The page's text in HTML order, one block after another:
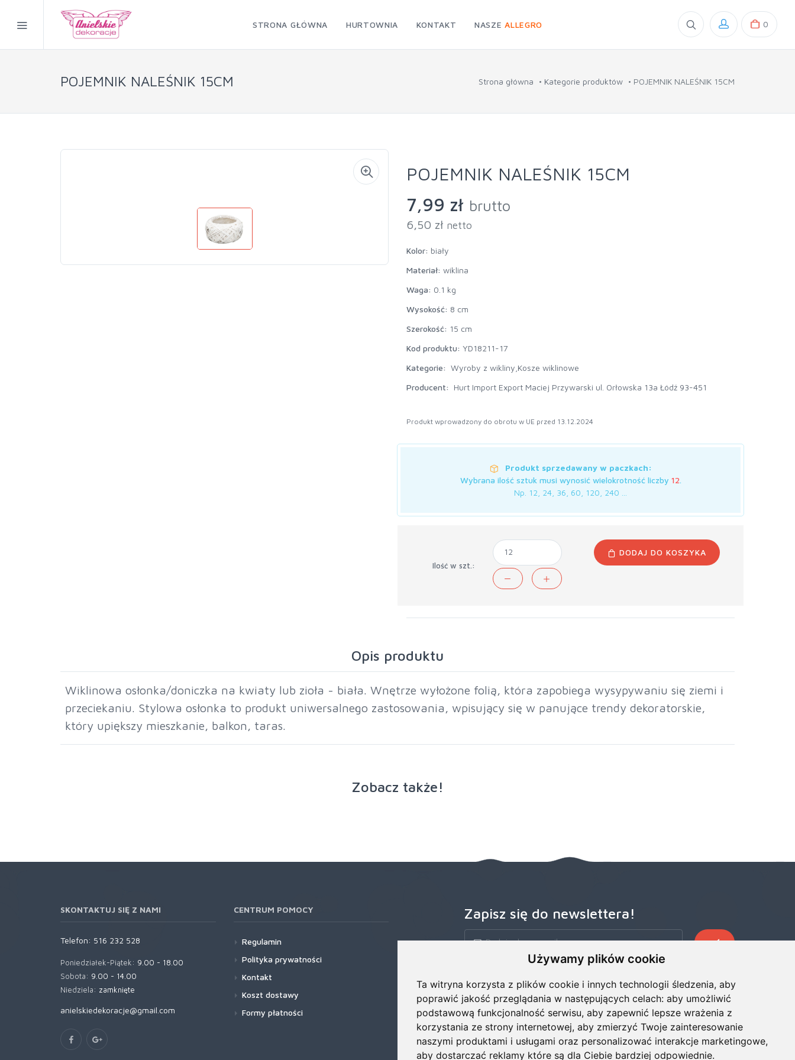
Używamy plików cookie
Ta witryna korzysta z plików cookie i innych technologii śledzenia, aby
poprawić jakość przeglądania w następujących celach: aby umożliwić
podstawową funkcjonalność serwisu, aby zapewnić lepsze wrażenia z
korzystania ze strony internetowej, aby zmierzyć Twoje zainteresowanie
naszymi produktami i usługami oraz personalizować interakcje marketingowe,
aby dostarczać reklamy które są dla Ciebie bardziej odpowiednie.
STRONA GŁÓWNA HURTOWNIA KONTAKT NASZEALLEGRO 0
POJEMNIK NALEŚNIK 15CM Strona główna Kategorie produktów POJEMNIK NALEŚNIK 15CM
POJEMNIK NALEŚNIK 15CM
7,99 zł brutto
6,50 zł netto
Kolor: biały
Materiał: wiklina
Waga: 0.1 kg
Wysokość: 8 cm
Szerokość: 15 cm
Kod produktu: YD18211-17
Kategorie: Wyroby z wikliny, Kosze wiklinowe
Producent:
Hurt Import Export Maciej Przywarski ul. Orłowska 13a Łódź 93-451
Produkt wprowadzony do obrotu w UE przed 13.12.2024
Produkt sprzedawany w paczkach:
Wybrana ilość sztuk musi wynosić wielokrotność liczby 12.
Np. 12, 24, 36, 60, 120, 240 ...
Ilość w szt.:
DODAJ DO KOSZYKA
Opis produktu
Wiklinowa osłonka/doniczka na kwiaty lub zioła - biała. Wnętrze wyłożone folią, która zapobiega wysypywaniu się ziemi i
przeciekaniu. Stylowa osłonka to produkt uniwersalnego zastosowania, wpisujący się w panujące trendy dekoratorskie,
który upiększy mieszkanie, balkon, taras.
Zobacz także!
SKONTAKTUJ SIĘ Z NAMI
Telefon: 516 232 528
Poniedziałek-Piątek: 9.00 - 18.00
Sobota: 9.00 - 14.00
Niedziela: zamknięte
anielskiedekoracje@gmail.com
CENTRUM POMOCY
Regulamin
Polityka prywatności
Kontakt
Koszt dostawy
Formy płatności
Zapisz się do newslettera!
Zapisz się do naszego Newslettera, aby otrzymywać wczesne oferty